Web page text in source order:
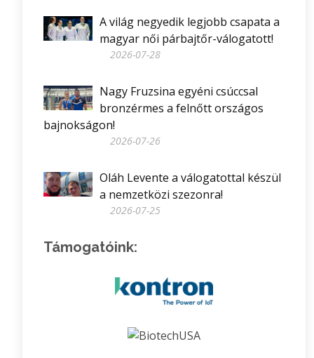
A világ negyedik legjobb csapata a
magyar női párbajtőr-válogatott!
2026-07-28
Nagy Fruzsina egyéni csúccsal
bronzérmes a felnőtt országos
bajnokságon!
2026-07-26
Oláh Levente a válogatottal készül
a nemzetközi szezonra!
2026-07-25
Támogatóink: